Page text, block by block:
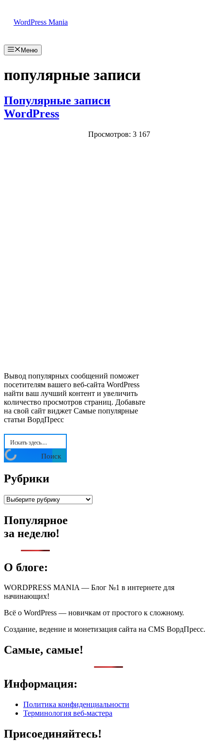
WordPress Mania
Меню
популярные записи
Популярные записи
WordPress
Просмотров: 3 167
Вывод популярных сообщений поможет
посетителям вашего веб-сайта WordPress
найти ваш лучший контент и увеличить
количество просмотров страниц. Добавьте
на свой сайт виджет Самые популярные
статьи ВордПресс
Поиск
Рубрики
Рубрики
Популярное
за неделю!
О блоге:
WORDPRESS MANIA — Блог №1 в интернете для
начинающих!
Всё о WordPress — новичкам от простого к сложному.
Создание, ведение и монетизация сайта на CMS ВордПресс.
Самые, самые!
Информация:
Политика конфиденциальности
Терминология веб-мастера
Присоединяйтесь!